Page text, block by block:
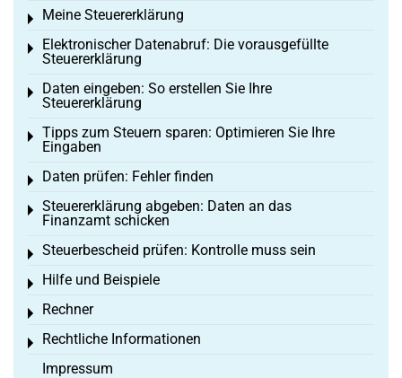
Meine Steuererklärung
Toggle menu
Elektronischer Datenabruf: Die vorausgefüllte
Steuererklärung
Toggle menu
Daten eingeben: So erstellen Sie Ihre
Steuererklärung
Toggle menu
Tipps zum Steuern sparen: Optimieren Sie Ihre
Eingaben
Toggle menu
Daten prüfen: Fehler finden
Toggle menu
Steuererklärung abgeben: Daten an das
Finanzamt schicken
Toggle menu
Steuerbescheid prüfen: Kontrolle muss sein
Toggle menu
Hilfe und Beispiele
Toggle menu
Rechner
Toggle menu
Rechtliche Informationen
Toggle menu
Impressum